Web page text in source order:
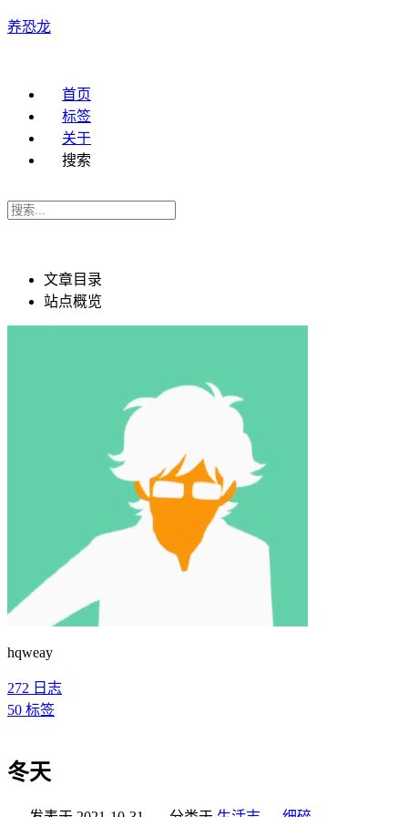
养恐龙
首页
标签
关于
搜索
文章目录
站点概览
hqweay
272 日志
50 标签
冬天